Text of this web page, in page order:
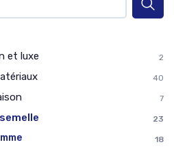
et luxe 2
40
7
23
18